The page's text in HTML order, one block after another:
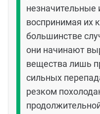
незначительные
воспринимая их
большинстве
они начинают
вещества лишь
сильных
резком